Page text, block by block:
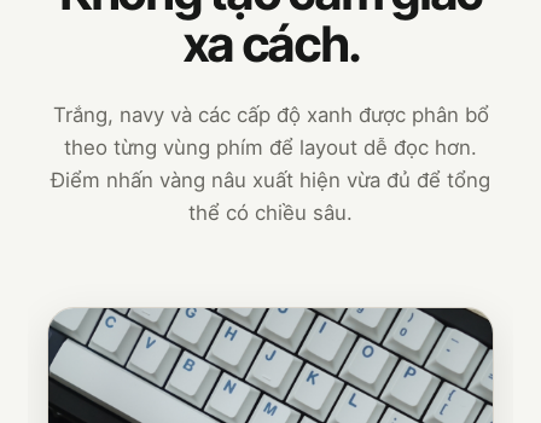
xa cách.
Trắng, navy và các cấp độ xanh được phân bổ
theo từng vùng phím để layout dễ đọc hơn.
Điểm nhấn vàng nâu xuất hiện vừa đủ để tổng
thể có chiều sâu.